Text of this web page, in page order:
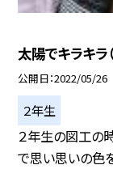
太陽でキラキラ
公開日 2022/05/26
２年生
２年生の図工の
で思い思いの色